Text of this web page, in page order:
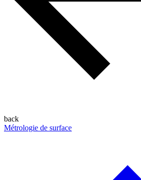
back
Métrologie de surface